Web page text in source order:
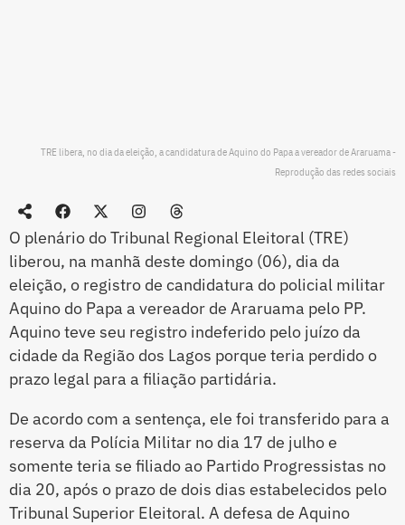
TRE libera, no dia da eleição, a candidatura de Aquino do Papa a vereador de Araruama -
Reprodução das redes sociais
O plenário do Tribunal Regional Eleitoral (TRE)
liberou, na manhã deste domingo (06), dia da
eleição, o registro de candidatura do policial militar
Aquino do Papa a vereador de Araruama pelo PP.
Aquino teve seu registro indeferido pelo juízo da
cidade da Região dos Lagos porque teria perdido o
prazo legal para a filiação partidária.
De acordo com a sentença, ele foi transferido para a
reserva da Polícia Militar no dia 17 de julho e
somente teria se filiado ao Partido Progressistas no
dia 20, após o prazo de dois dias estabelecidos pelo
Tribunal Superior Eleitoral. A defesa de Aquino